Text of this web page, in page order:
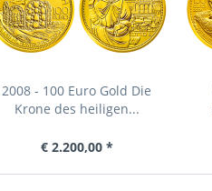
2008 - 100 Euro Gold Die
Krone des heiligen...
€ 2.200,00 *